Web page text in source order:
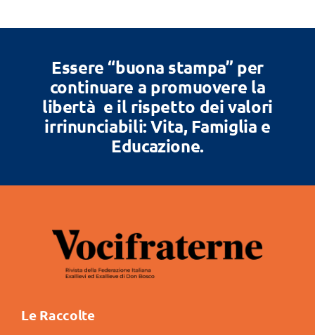
Essere “buona stampa” per
continuare a promuovere la
libertà e il rispetto dei valori
irrinunciabili: Vita, Famiglia e
Educazione.
Le Raccolte